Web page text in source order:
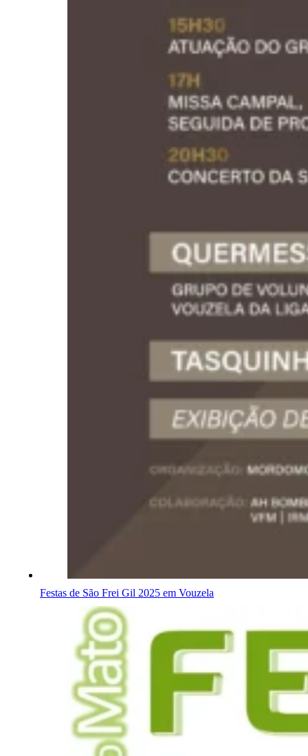
Festas de São Frei Gil 2025 em Vouzela